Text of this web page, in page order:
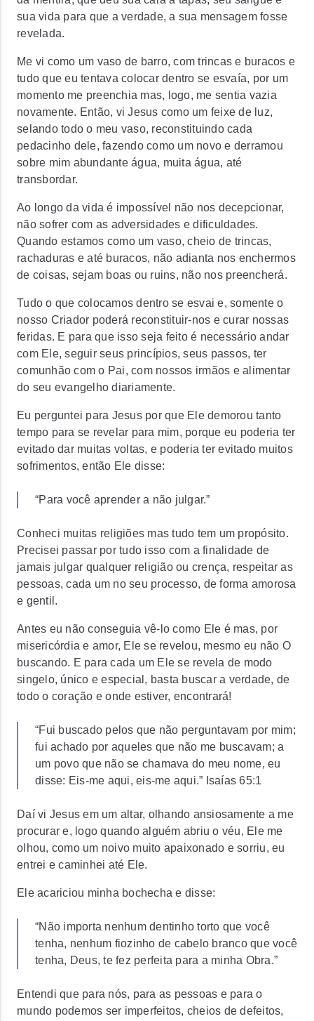
sua vida para que a verdade, a sua mensagem fosse
revelada.
Me vi como um vaso de barro, com trincas e buracos e
tudo que eu tentava colocar dentro se esvaía, por um
momento me preenchia mas, logo, me sentia vazia
novamente. Então, vi Jesus como um feixe de luz,
selando todo o meu vaso, reconstituindo cada
pedacinho dele, fazendo como um novo e derramou
sobre mim abundante água, muita água, até
transbordar.
Ao longo da vida é impossível não nos decepcionar,
não sofrer com as adversidades e dificuldades.
Quando estamos como um vaso, cheio de trincas,
rachaduras e até buracos, não adianta nos enchermos
de coisas, sejam boas ou ruins, não nos preencherá.
Tudo o que colocamos dentro se esvai e, somente o
nosso Criador poderá reconstituir-nos e curar nossas
feridas. E para que isso seja feito é necessário andar
com Ele, seguir seus princípios, seus passos, ter
comunhão com o Pai, com nossos irmãos e alimentar
do seu evangelho diariamente.
Eu perguntei para Jesus por que Ele demorou tanto
tempo para se revelar para mim, porque eu poderia ter
evitado dar muitas voltas, e poderia ter evitado muitos
sofrimentos, então Ele disse:
“Para você aprender a não julgar.”
Conheci muitas religiões mas tudo tem um propósito.
Precisei passar por tudo isso com a finalidade de
jamais julgar qualquer religião ou crença, respeitar as
pessoas, cada um no seu processo, de forma amorosa
e gentil.
Antes eu não conseguia vê-lo como Ele é mas, por
misericórdia e amor, Ele se revelou, mesmo eu não O
buscando. E para cada um Ele se revela de modo
singelo, único e especial, basta buscar a verdade, de
todo o coração e onde estiver, encontrará!
“Fui buscado pelos que não perguntavam por mim;
fui achado por aqueles que não me buscavam; a
um povo que não se chamava do meu nome, eu
disse: Eis-me aqui, eis-me aqui.” Isaías 65:1
Daí vi Jesus em um altar, olhando ansiosamente a me
procurar e, logo quando alguém abriu o véu, Ele me
olhou, como um noivo muito apaixonado e sorriu, eu
entrei e caminhei até Ele.
Ele acariciou minha bochecha e disse:
“Não importa nenhum dentinho torto que você
tenha, nenhum fiozinho de cabelo branco que você
tenha, Deus, te fez perfeita para a minha Obra.”
Entendi que para nós, para as pessoas e para o
mundo podemos ser imperfeitos, cheios de defeitos,